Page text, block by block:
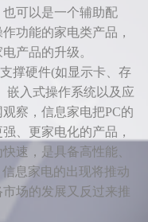
可以是一个辅助配
功能的家电类产品，
产品的升级。
撑硬件(如显示卡、存
嵌入式操作系统以及应
察，信息家电把PC的
、更家电化的产品，
速，是具备高性能、
息家电的出现将推动
场的发展又反过来推